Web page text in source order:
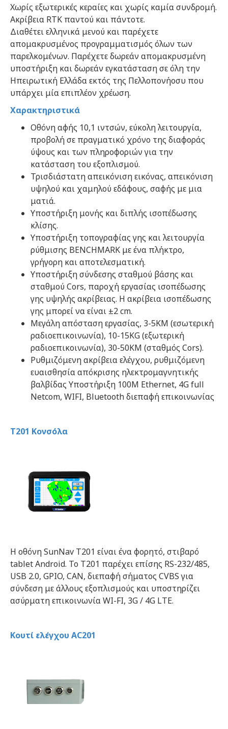
Χωρίς εξωτερικές κεραίες και χωρίς καμία συνδρομή.
Ακρίβεια RTK παντού και πάντοτε.
Διαθέτει ελληνικά μενού και παρέχετε
απομακρυσμένος προγραμματισμός όλων των
παρελκομένων. Παρέχετε δωρεάν απομακρυσμένη
υποστήριξη και δωρεάν εγκατάσταση σε όλη την
Ηπειρωτική Ελλάδα εκτός της Πελλοπονήοσυ που
υπάρχει μία επιπλέον χρέωση.
Χαρακτηριστικά
Οθόνη αφής 10,1 ιντσών, εύκολη λειτουργία,
προβολή σε πραγματικό χρόνο της διαφοράς
ύψους και των πληροφοριών για την
κατάσταση του εξοπλισμού.
Τρισδιάστατη απεικόνιση εικόνας, απεικόνιση
υψηλού και χαμηλού εδάφους, σαφής με μια
ματιά.
Υποστήριξη μονής και διπλής ισοπέδωσης
κλίσης.
Υποστήριξη τοπογραφίας γης και λειτουργία
ρύθμισης BENCHMARK με ένα πλήκτρο,
γρήγορη και αποτελεσματική.
Υποστήριξη σύνδεσης σταθμού βάσης και
σταθμού Cors, παροχή εργασίας ισοπέδωσης
γης υψηλής ακρίβειας. Η ακρίβεια ισοπέδωσης
γης μπορεί να είναι ±2 cm.
Μεγάλη απόσταση εργασίας, 3-5KM (εσωτερική
ραδιοεπικοινωνία), 10-15KG (εξωτερική
ραδιοεπικοινωνία), 30-50KM (σταθμός Cors).
Ρυθμιζόμενη ακρίβεια ελέγχου, ρυθμιζόμενη
ευαισθησία απόκρισης ηλεκτρομαγνητικής
βαλβίδας Υποστήριξη 100M Ethernet, 4G full
Netcom, WIFI, Bluetooth διεπαφή επικοινωνίας
T201 Κονσόλα
Η οθόνη SunNav T201 είναι ένα φορητό, στιβαρό
tablet Android. Το T201 παρέχει επίσης RS-232/485,
USB 2.0, GPIO, CAN, διεπαφή σήματος CVBS για
σύνδεση με άλλους εξοπλισμούς και υποστηρίζει
ασύρματη επικοινωνία WI-FI, 3G / 4G LTE.
Κουτί ελέγχου AC201